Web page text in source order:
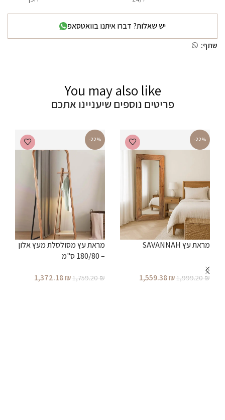
יש שאלות? דברו איתנו בוואטסאפ
שתף:
You may also like
פריטים נוספים שיעניינו אתכם
-22%
מראת עץ SAVANNAH
1,999.20₪
1,559.38₪
-22%
מראת עץ מסולסלת מעץ אלון
– 180/80 ס"מ
1,759.20₪
1,372.18₪